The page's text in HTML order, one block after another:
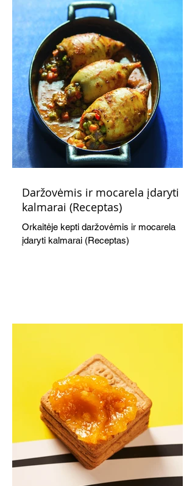
Daržovėmis ir mocarela įdaryti
kalmarai (Receptas)
Orkaitėje kepti daržovėmis ir mocarela
įdaryti kalmarai (Receptas)